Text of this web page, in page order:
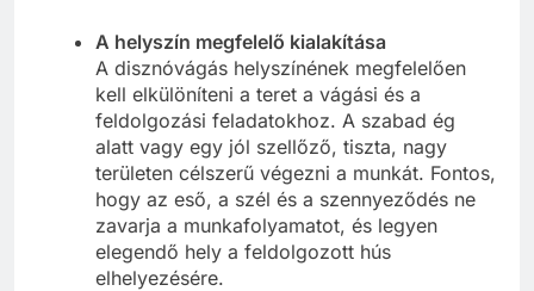
A helyszín megfelelő kialakítása
A disznóvágás helyszínének megfelelően
kell elkülöníteni a teret a vágási és a
feldolgozási feladatokhoz. A szabad ég
alatt vagy egy jól szellőző, tiszta, nagy
területen célszerű végezni a munkát. Fontos,
hogy az eső, a szél és a szennyeződés ne
zavarja a munkafolyamatot, és legyen
elegendő hely a feldolgozott hús
elhelyezésére.